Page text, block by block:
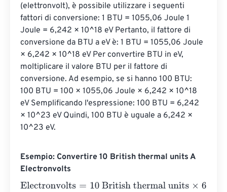
(elettronvolt), è possibile utilizzare i seguenti
fattori di conversione: 1 BTU = 1055,06 Joule 1
Joule = 6,242 × 10^18 eV Pertanto, il fattore di
conversione da BTU a eV è: 1 BTU = 1055,06 Joule
× 6,242 × 10^18 eV Per convertire BTU in eV,
moltiplicare il valore BTU per il fattore di
conversione. Ad esempio, se si hanno 100 BTU:
100 BTU = 100 × 1055,06 Joule × 6,242 × 10^18
eV Semplificando l'espressione: 100 BTU = 6,242
× 10^23 eV Quindi, 100 BTU è uguale a 6,242 ×
10^23 eV.
Esempio: Convertire 10 British thermal units A
Electronvolts
Electronvolts=10 British thermal units×6.580732233